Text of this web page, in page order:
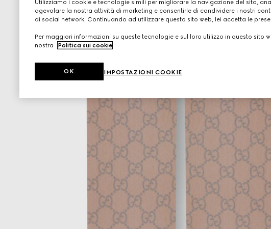
Utilizziamo i cookie e tecnologie simili per migliorare la navigazione del sito,
agevolare la nostra attività di marketing e consentirle di condividere i nostri
di social network. Continuando ad utilizzare questo sito web, lei accetta le
Per maggiori informazioni su queste tecnologie e sul loro utilizzo in questo sito
nostra
Politica sui cookie
IMPOSTAZIONI COOKIE
OK